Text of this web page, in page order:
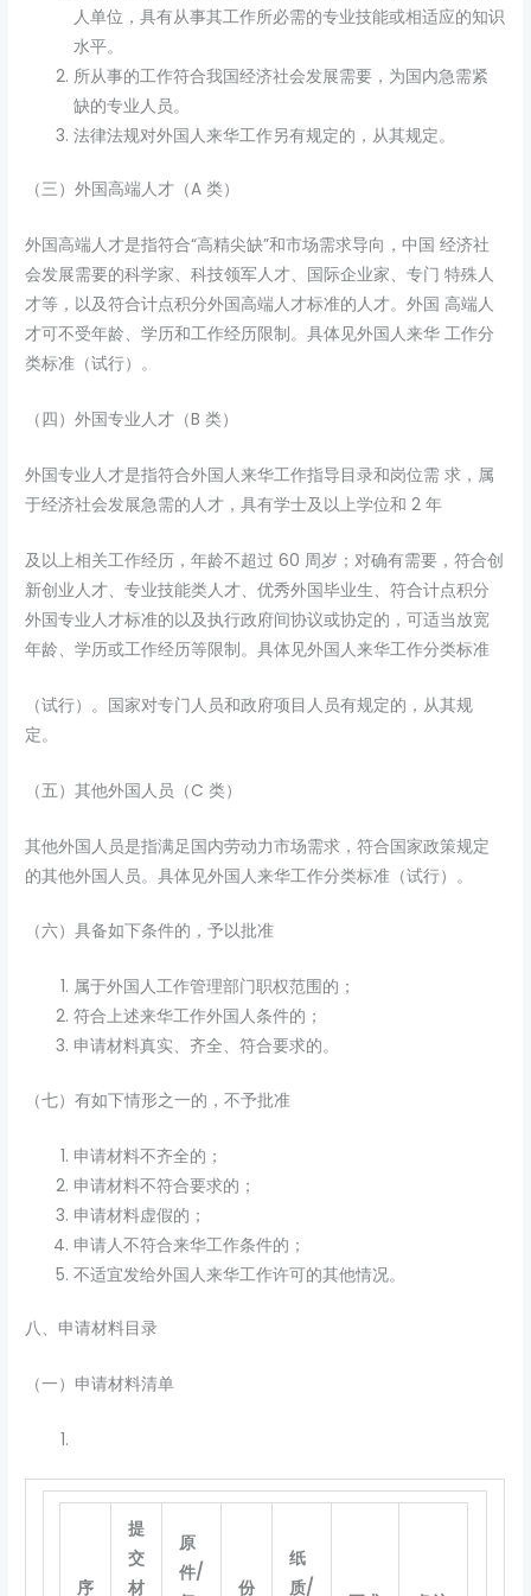
人单位，具有从事其工作所必需的专业技能或相适应的知识
水平。
所从事的工作符合我国经济社会发展需要，为国内急需紧
缺的专业人员。
法律法规对外国人来华工作另有规定的，从其规定。
（三）外国高端人才（A 类）
外国高端人才是指符合“高精尖缺”和市场需求导向，中国 经济社
会发展需要的科学家、科技领军人才、国际企业家、专门 特殊人
才等，以及符合计点积分外国高端人才标准的人才。外国 高端人
才可不受年龄、学历和工作经历限制。具体见外国人来华 工作分
类标准（试行）。
（四）外国专业人才（B 类）
外国专业人才是指符合外国人来华工作指导目录和岗位需 求，属
于经济社会发展急需的人才，具有学士及以上学位和 2 年
及以上相关工作经历，年龄不超过 60 周岁；对确有需要，符合创
新创业人才、专业技能类人才、优秀外国毕业生、符合计点积分
外国专业人才标准的以及执行政府间协议或协定的，可适当放宽
年龄、学历或工作经历等限制。具体见外国人来华工作分类标准
（试行）。国家对专门人员和政府项目人员有规定的，从其规
定。
（五）其他外国人员（C 类）
其他外国人员是指满足国内劳动力市场需求，符合国家政策规定
的其他外国人员。具体见外国人来华工作分类标准（试行）。
（六）具备如下条件的，予以批准
属于外国人工作管理部门职权范围的；
符合上述来华工作外国人条件的；
申请材料真实、齐全、符合要求的。
（七）有如下情形之一的，不予批准
申请材料不齐全的；
申请材料不符合要求的；
申请材料虚假的；
申请人不符合来华工作条件的；
不适宜发给外国人来华工作许可的其他情况。
八、申请材料目录
（一）申请材料清单
序
提
交
材
原
件/
份
纸
质/